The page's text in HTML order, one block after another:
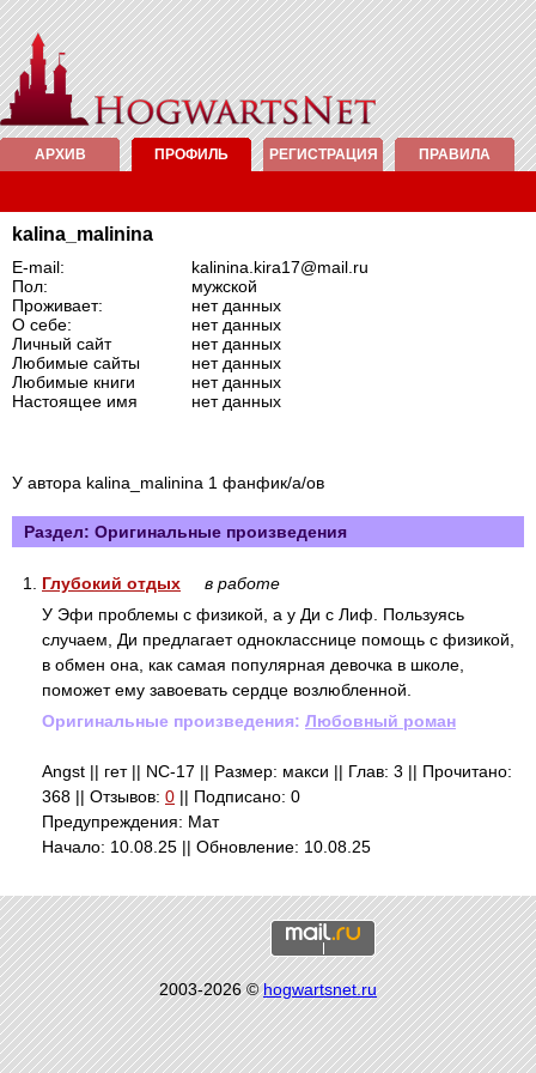
АРХИВ ПРОФИЛЬ РЕГИСТРАЦИЯ ПРАВИЛА
kalina_malinina
E-mail:
kalinina.kira17@mail.ru
Пол:
мужской
Проживает:
нет данных
О себе:
нет данных
Личный сайт
нет данных
Любимые сайты
нет данных
Любимые книги
нет данных
Настоящее имя
нет данных
У автора kalina_malinina 1 фанфик/а/ов
Раздел: Оригинальные произведения
1. Глубокий отдых
в работе
У Эфи проблемы с физикой, а у Ди с Лиф. Пользуясь
случаем, Ди предлагает однокласснице помощь с физикой,
в обмен она, как самая популярная девочка в школе,
поможет ему завоевать сердце возлюбленной.
Оригинальные произведения: Любовный роман
Angst || гет || NC-17 || Размер: макси || Глав: 3 || Прочитано:
368 || Отзывов: 0 || Подписано: 0
Предупреждения: Мат
Начало: 10.08.25 || Обновление: 10.08.25
2003-2026 ©hogwartsnet.ru